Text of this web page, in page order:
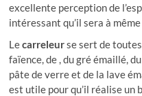
excellente perception de
intéressant qu’il sera à
Lecarreleurse sert de
faïence, de , du gré émaillé,
pâte de verre et de la lave
est utile pour qu’il réalise un